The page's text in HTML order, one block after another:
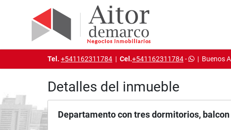
Tel. +541162311784 | Cel.+541162311784- | Buenos
Detalles del inmueble
Departamento con tres dormitorios,